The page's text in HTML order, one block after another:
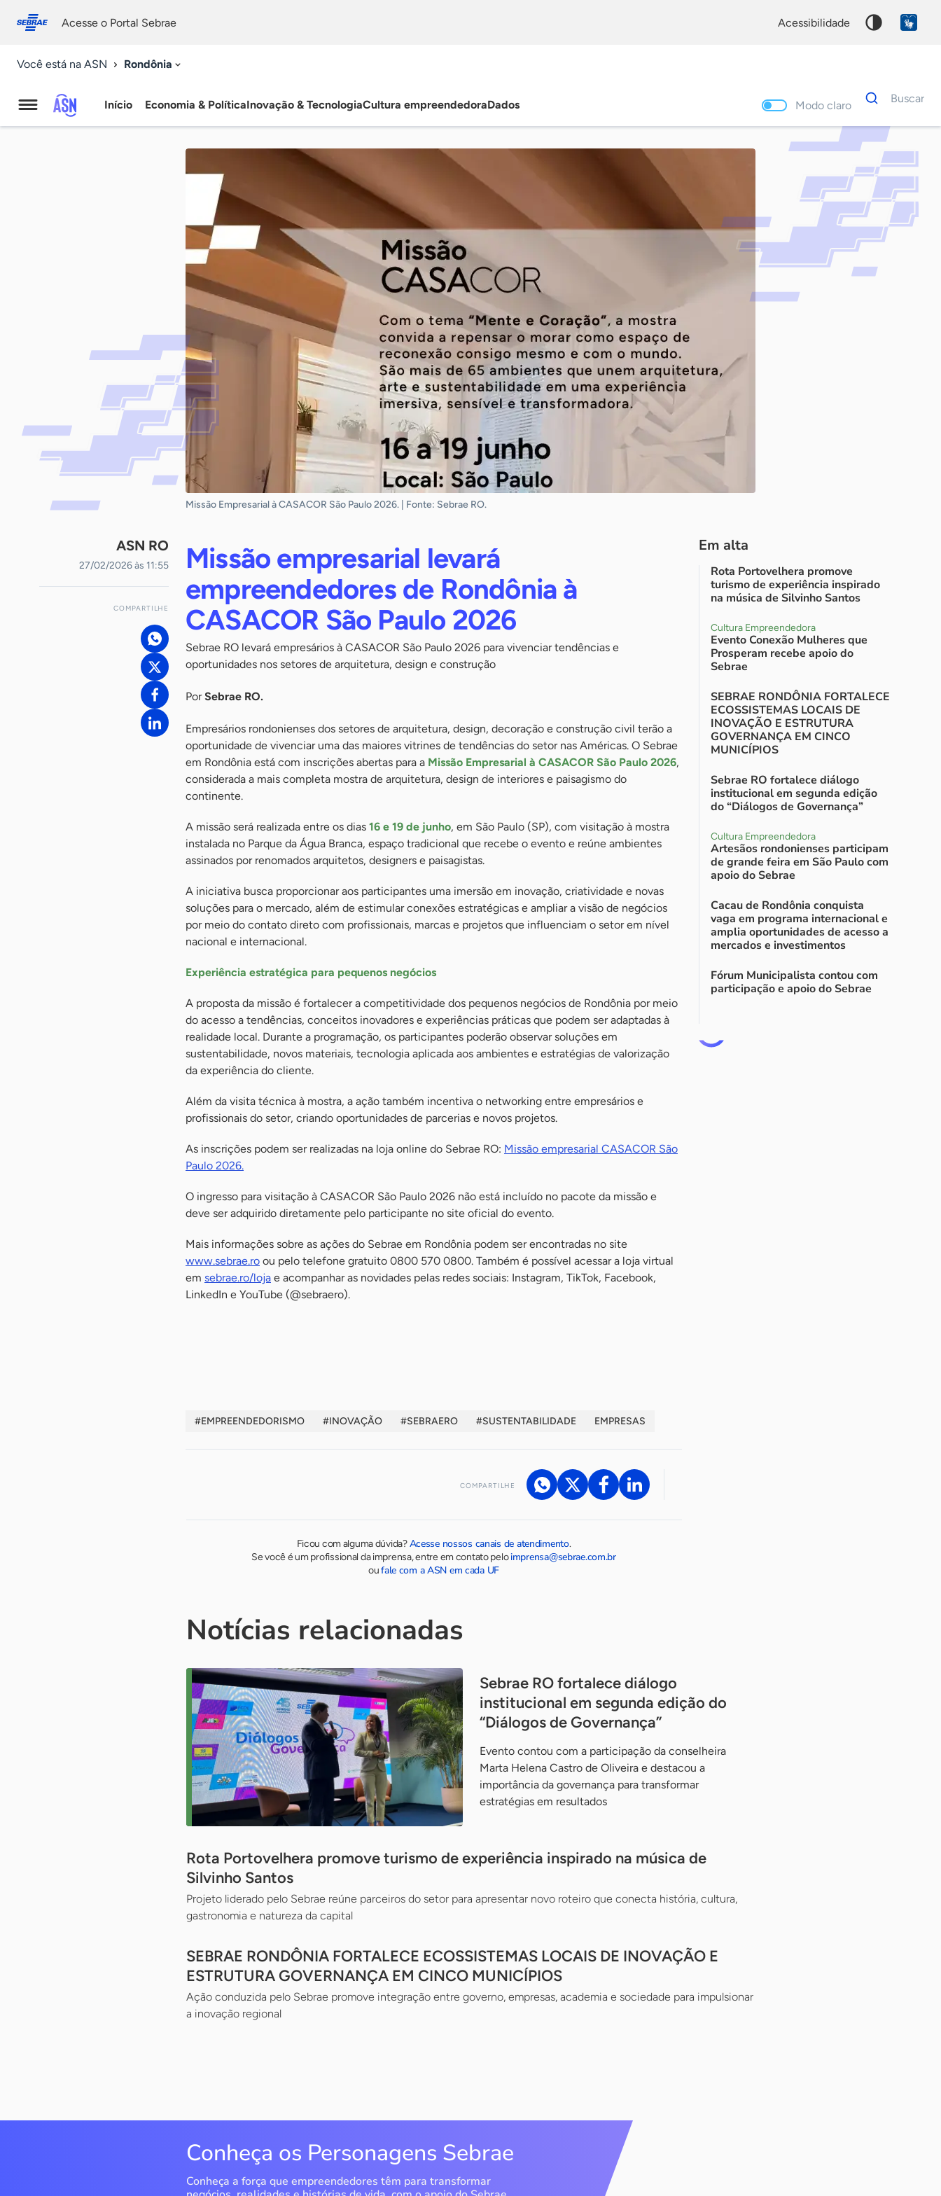
conosco
Acesse o Portal Sebrae acessibilidade
Você está na ASN Rondônia
Agência
Início Economia & PolíticaInovação & TecnologiaCultura empreendedoraDados Modo claro
Dados
para
Buscar
Palavra
chave
Missão Empresarial à CASACOR São Paulo 2026. | Fonte: Sebrae RO.
ASN RO
27/02/2026 às 11:55
COMPARTILHE
Missão empresarial levará
empreendedores de Rondônia à
CASACOR São Paulo 2026
Sebrae RO levará empresários à CASACOR São Paulo 2026 para vivenciar tendências e
oportunidades nos setores de arquitetura, design e construção
PorSebrae RO.
Empresários rondonienses dos setores de arquitetura, design, decoração e construção civil terão a
oportunidade de vivenciar uma das maiores vitrines de tendências do setor nas Américas. O Sebrae
em Rondônia está com inscrições abertas para a Missão Empresarial à CASACOR São Paulo 2026,
considerada a mais completa mostra de arquitetura, design de interiores e paisagismo do
continente.
A missão será realizada entre os dias 16 e 19 de junho, em São Paulo (SP), com visitação à mostra
instalada no Parque da Água Branca, espaço tradicional que recebe o evento e reúne ambientes
assinados por renomados arquitetos, designers e paisagistas.
A iniciativa busca proporcionar aos participantes uma imersão em inovação, criatividade e novas
soluções para o mercado, além de estimular conexões estratégicas e ampliar a visão de negócios
por meio do contato direto com profissionais, marcas e projetos que influenciam o setor em nível
nacional e internacional.
Experiência estratégica para pequenos negócios
A proposta da missão é fortalecer a competitividade dos pequenos negócios de Rondônia por meio
do acesso a tendências, conceitos inovadores e experiências práticas que podem ser adaptadas à
realidade local. Durante a programação, os participantes poderão observar soluções em
sustentabilidade, novos materiais, tecnologia aplicada aos ambientes e estratégias de valorização
da experiência do cliente.
Além da visita técnica à mostra, a ação também incentiva o networking entre empresários e
profissionais do setor, criando oportunidades de parcerias e novos projetos.
As inscrições podem ser realizadas na loja online do Sebrae RO: Missão empresarial CASACOR São
Paulo 2026.
O ingresso para visitação à CASACOR São Paulo 2026 não está incluído no pacote da missão e
deve ser adquirido diretamente pelo participante no site oficial do evento.
Mais informações sobre as ações do Sebrae em Rondônia podem ser encontradas no site
www.sebrae.ro ou pelo telefone gratuito 0800 570 0800. Também é possível acessar a loja virtual
em sebrae.ro/loja e acompanhar as novidades pelas redes sociais: Instagram, TikTok, Facebook,
LinkedIn e YouTube (@sebraero).
#EMPREENDEDORISMO #INOVAÇÃO #SEBRAERO #SUSTENTABILIDADE EMPRESAS
COMPARTILHE
Ficou com alguma dúvida?Acesse nossos canais de atendimento.
Se você é um profissional da imprensa, entre em contato peloimprensa@sebrae.com.br
oufale com a ASN em cada UF
Em alta
Rota Portovelhera promove
turismo de experiência inspirado
na música de Silvinho Santos
Cultura Empreendedora
Evento Conexão Mulheres que
Prosperam recebe apoio do
Sebrae
SEBRAE RONDÔNIA FORTALECE
ECOSSISTEMAS LOCAIS DE
INOVAÇÃO E ESTRUTURA
GOVERNANÇA EM CINCO
MUNICÍPIOS
Sebrae RO fortalece diálogo
institucional em segunda edição
do “Diálogos de Governança”
Cultura Empreendedora
Artesãos rondonienses participam
de grande feira em São Paulo com
apoio do Sebrae
Cacau de Rondônia conquista
vaga em programa internacional e
amplia oportunidades de acesso a
mercados e investimentos
Fórum Municipalista contou com
participação e apoio do Sebrae
Notícias relacionadas
Sebrae RO fortalece diálogo
institucional em segunda edição do
“Diálogos de Governança”
Evento contou com a participação da conselheira
Marta Helena Castro de Oliveira e destacou a
importância da governança para transformar
estratégias em resultados
Rota Portovelhera promove turismo de experiência inspirado na música de
Silvinho Santos
Projeto liderado pelo Sebrae reúne parceiros do setor para apresentar novo roteiro que conecta história, cultura,
gastronomia e natureza da capital
SEBRAE RONDÔNIA FORTALECE ECOSSISTEMAS LOCAIS DE INOVAÇÃO E
ESTRUTURA GOVERNANÇA EM CINCO MUNICÍPIOS
Ação conduzida pelo Sebrae promove integração entre governo, empresas, academia e sociedade para impulsionar
a inovação regional
Conheça os Personagens Sebrae
Conheça a força que empreendedores têm para transformar